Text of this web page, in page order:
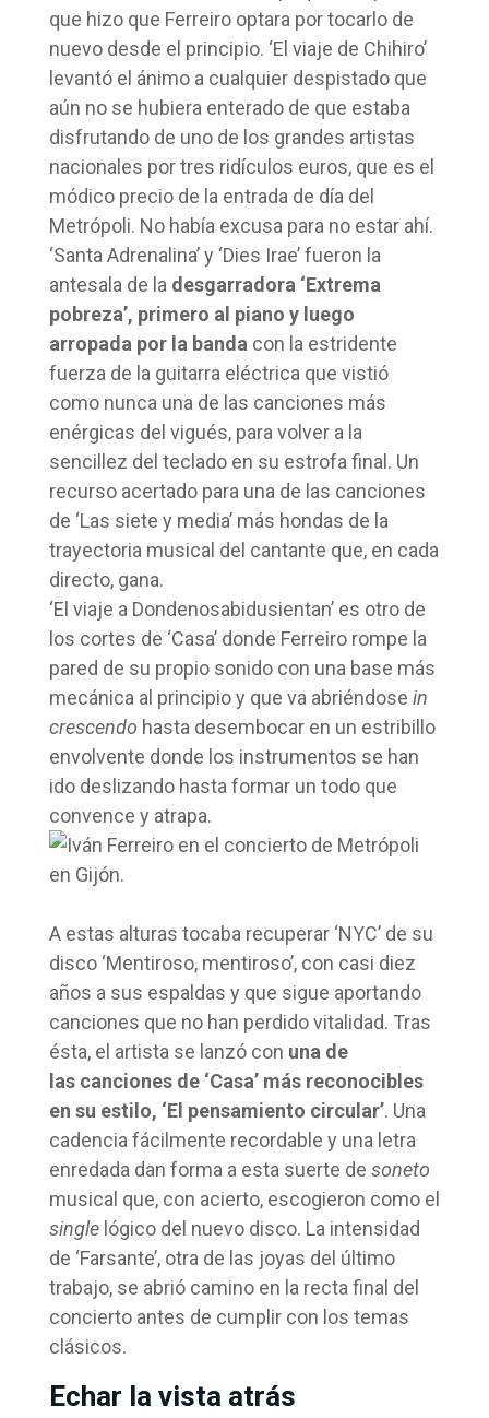
que hizo que Ferreiro optara por tocarlo de
nuevo desde el principio. ‘El viaje de Chihiro’
levantó el ánimo a cualquier despistado que
aún no se hubiera enterado de que estaba
disfrutando de uno de los grandes artistas
nacionales por tres ridículos euros, que es el
módico precio de la entrada de día del
Metrópoli. No había excusa para no estar ahí.
‘Santa Adrenalina’ y ‘Dies Irae’ fueron la
antesala de la desgarradora ‘Extrema
pobreza’, primero al piano y luego
arropada por la banda con la estridente
fuerza de la guitarra eléctrica que vistió
como nunca una de las canciones más
enérgicas del vigués, para volver a la
sencillez del teclado en su estrofa final. Un
recurso acertado para una de las canciones
de ‘Las siete y media’ más hondas de la
trayectoria musical del cantante que, en cada
directo, gana.
‘El viaje a Dondenosabidusientan’ es otro de
los cortes de ‘Casa’ donde Ferreiro rompe la
pared de su propio sonido con una base más
mecánica al principio y que va abriéndose in
crescendo hasta desembocar en un estribillo
envolvente donde los instrumentos se han
ido deslizando hasta formar un todo que
convence y atrapa.
A estas alturas tocaba recuperar ‘NYC’ de su
disco ‘Mentiroso, mentiroso’, con casi diez
años a sus espaldas y que sigue aportando
canciones que no han perdido vitalidad. Tras
ésta, el artista se lanzó con una de
las canciones de ‘Casa’ más reconocibles
en su estilo, ‘El pensamiento circular’. Una
cadencia fácilmente recordable y una letra
enredada dan forma a esta suerte de soneto
musical que, con acierto, escogieron como el
singlelógico del nuevo disco. La intensidad
de ‘Farsante’, otra de las joyas del último
trabajo, se abrió camino en la recta final del
concierto antes de cumplir con los temas
clásicos.
Echar la vista atrás